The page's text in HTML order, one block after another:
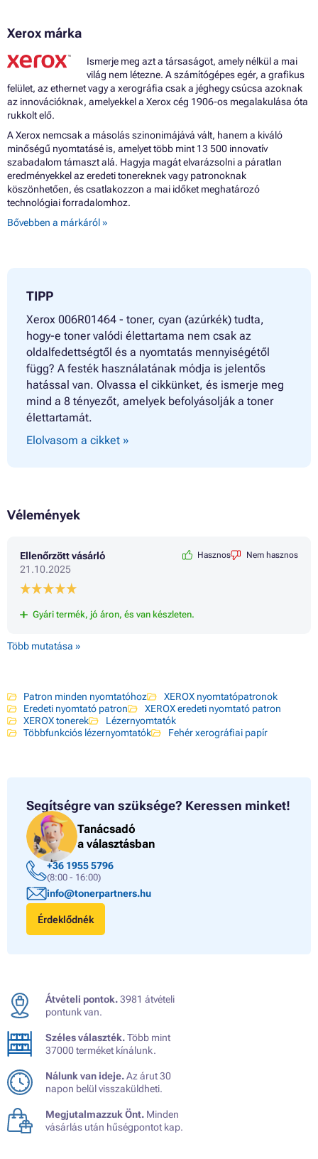
Xerox márka
Ismerje meg azt a társaságot, amely nélkül a mai
világ nem létezne. A számítógépes egér, a grafikus
felület, az ethernet vagy a xerográfia csak a jéghegy csúcsa azoknak
az innovációknak, amelyekkel a Xerox cég 1906-os megalakulása óta
rukkolt elő.
A Xerox nemcsak a másolás szinonimájává vált, hanem a kiváló
minőségű nyomtatásé is, amelyet több mint 13 500 innovatív
szabadalom támaszt alá. Hagyja magát elvarázsolni a páratlan
eredményekkel az eredeti tonereknek vagy patronoknak
köszönhetően, és csatlakozzon a mai időket meghatározó
technológiai forradalomhoz.
Bővebben a márkáról »
TIPP
Xerox 006R01464 - toner, cyan (azúrkék) tudta,
hogy-e toner valódi élettartama nem csak az
oldalfedettségtől és a nyomtatás mennyiségétől
függ? A festék használatának módja is jelentős
hatással van. Olvassa el cikkünket, és ismerje meg
mind a 8 tényezőt, amelyek befolyásolják a toner
élettartamát.
Elolvasom a cikket »
Vélemények
Ellenőrzött vásárló
21.10.2025
Hasznos Nem hasznos
Gyári termék, jó áron, és van készleten.
Több mutatása »
Patron minden nyomtatóhoz
XEROX nyomtatópatronok
Eredeti nyomtató patron
XEROX eredeti nyomtató patron
XEROX tonerek
Lézernyomtatók
Többfunkciós lézernyomtatók
Fehér xerográfiai papír
Segítségre van szüksége? Keressen minket!
Tanácsadó
a választásban
+36 1955 5796
(8:00 - 16:00)
info@tonerpartners.hu
Érdeklődnék
Átvételi pontok.3981 átvételi
pontunk van.
Széles választék.Több mint
37000 terméket kínálunk.
Nálunk van ideje.Az árut 30
napon belül visszaküldheti.
Megjutalmazzuk Önt. Minden
vásárlás után hűségpontot kap.